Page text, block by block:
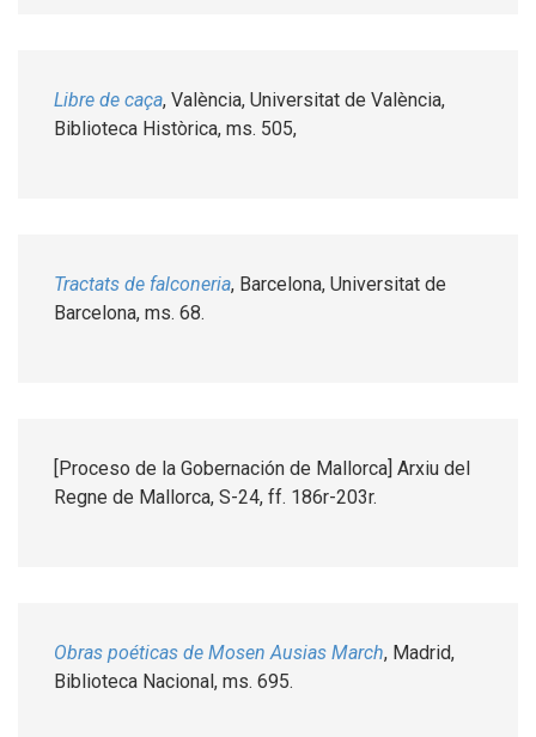
Libre de caça, València, Universitat de València,
Biblioteca Històrica, ms. 505,
Tractats de falconeria, Barcelona, Universitat de
Barcelona, ms. 68.
[Proceso de la Gobernación de Mallorca] Arxiu del
Regne de Mallorca, S-24, ff. 186r-203r.
Obras poéticas de Mosen Ausias March, Madrid,
Biblioteca Nacional, ms. 695.